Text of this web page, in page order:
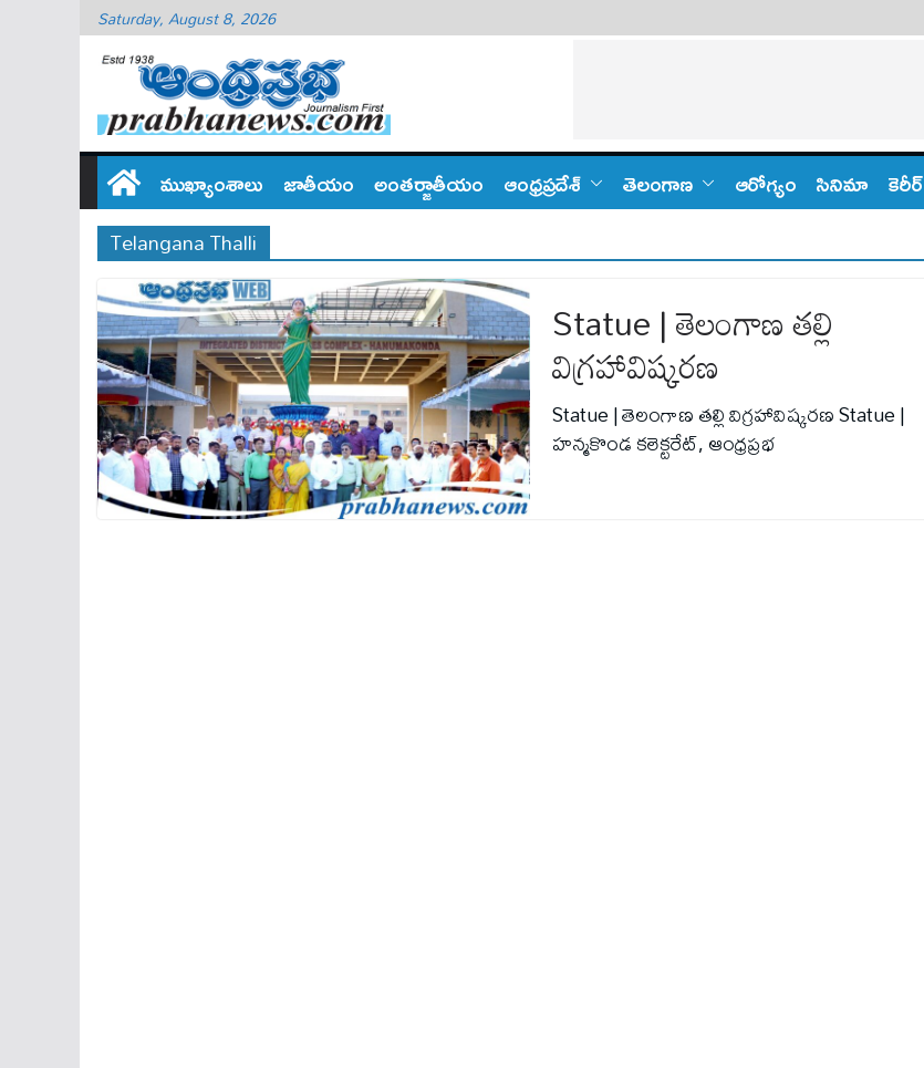
Saturday, August 8, 2026
ముఖ్యాంశాలు జాతీయం అంతర్జాతీయం ఆంధ్ర‌ప్ర‌దేశ్ తెలంగాణ‌ ఆరోగ్యం సినిమా కెరీర్
Telangana Thalli
Statue | తెలంగాణ తల్లి
విగ్రహావిష్కరణ
Statue | తెలంగాణ తల్లి విగ్రహావిష్కరణ Statue |
హన్మకొండ కలెక్టరేట్, ఆంధ్రప్రభ